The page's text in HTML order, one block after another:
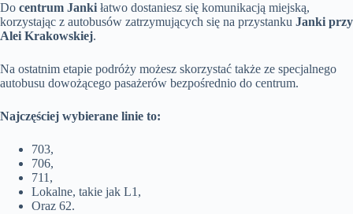
Do centrum Janki łatwo dostaniesz się komunikacją miejską,
korzystając z autobusów zatrzymujących się na przystanku Janki przy
Alei Krakowskiej.
Na ostatnim etapie podróży możesz skorzystać także ze specjalnego
autobusu dowożącego pasażerów bezpośrednio do centrum.
Najczęściej wybierane linie to:
703,
706,
711,
Lokalne, takie jak L1,
Oraz 62.